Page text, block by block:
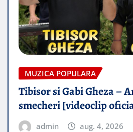
MUZICA POPULARA
Tibisor si Gabi Gheza –
smecheri [videoclip
admin aug. 4, 2026